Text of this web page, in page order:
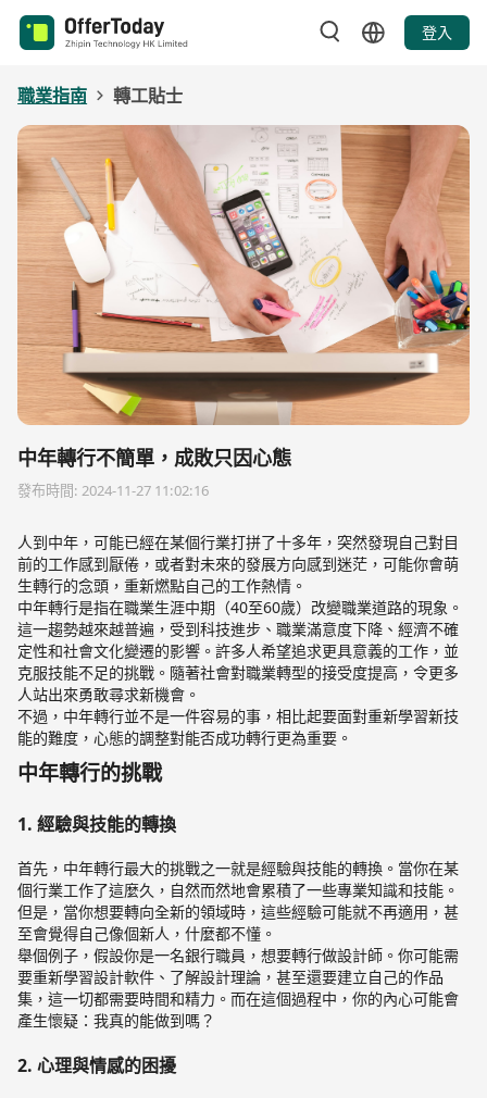
登入
職業指南 轉工貼士
中年轉行不簡單，成敗只因心態
發布時間: 2024-11-27 11:02:16
人到中年，可能已經在某個行業打拼了十多年，突然發現自己對目
前的工作感到厭倦，或者對未來的發展方向感到迷茫，可能你會萌
生轉行的念頭，重新燃點自己的工作熱情。
中年轉行是指在職業生涯中期（40至60歲）改變職業道路的現象。
這一趨勢越來越普遍，受到科技進步、職業滿意度下降、經濟不確
定性和社會文化變遷的影響。許多人希望追求更具意義的工作，並
克服技能不足的挑戰。隨著社會對職業轉型的接受度提高，令更多
人站出來勇敢尋求新機會。
不過，中年轉行並不是一件容易的事，相比起要面對重新學習新技
能的難度，心態的調整對能否成功轉行更為重要。
中年轉行的挑戰
1. 經驗與技能的轉換
首先，中年轉行最大的挑戰之一就是經驗與技能的轉換。當你在某
個行業工作了這麼久，自然而然地會累積了一些專業知識和技能。
但是，當你想要轉向全新的領域時，這些經驗可能就不再適用，甚
至會覺得自己像個新人，什麼都不懂。
舉個例子，假設你是一名銀行職員，想要轉行做設計師。你可能需
要重新學習設計軟件、了解設計理論，甚至還要建立自己的作品
集，這一切都需要時間和精力。而在這個過程中，你的內心可能會
產生懷疑：我真的能做到嗎？
2. 心理與情感的困擾